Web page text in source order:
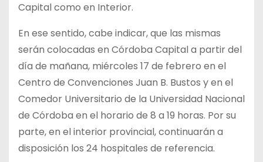
Capital como en Interior.
En ese sentido, cabe indicar, que las mismas
serán colocadas en Córdoba Capital a partir del
día de mañana, miércoles 17 de febrero en el
Centro de Convenciones Juan B. Bustos y en el
Comedor Universitario de la Universidad Nacional
de Córdoba en el horario de 8 a 19 horas. Por su
parte, en el interior provincial, continuarán a
disposición los 24 hospitales de referencia.